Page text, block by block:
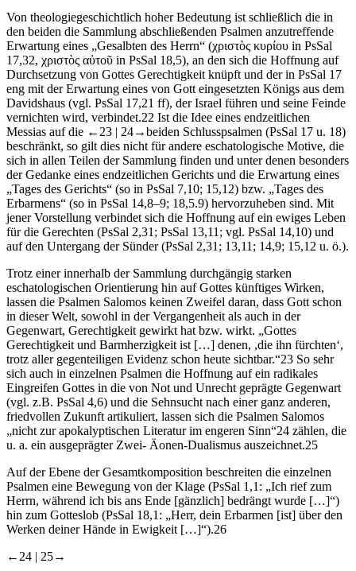
Von theologiegeschichtlich hoher Bedeutung ist schließlich die in
den beiden die Sammlung abschließenden Psalmen anzutreffende
Erwartung eines „Gesalbten des Herrn“ (χριστὸς κυρίου in PsSal
17,32, χριστὸς αὐτοῦ in PsSal 18,5), an den sich die Hoffnung auf
Durchsetzung von Gottes Gerechtigkeit knüpft und der in PsSal 17
eng mit der Erwartung eines von Gott eingesetzten Königs aus dem
Davidshaus (vgl. PsSal 17,21 ff), der Israel führen und seine Feinde
vernichten wird, verbindet.22 Ist die Idee eines endzeitlichen
Messias auf die ←23 | 24→beiden Schlusspsalmen (PsSal 17 u. 18)
beschränkt, so gilt dies nicht für andere eschatologische Motive, die
sich in allen Teilen der Sammlung finden und unter denen besonders
der Gedanke eines endzeitlichen Gerichts und die Erwartung eines
„Tages des Gerichts“ (so in PsSal 7,10; 15,12) bzw. „Tages des
Erbarmens“ (so in PsSal 14,8–9; 18,5.9) hervorzuheben sind. Mit
jener Vorstellung verbindet sich die Hoffnung auf ein ewiges Leben
für die Gerechten (PsSal 2,31; PsSal 13,11; vgl. PsSal 14,10) und
auf den Untergang der Sünder (PsSal 2,31; 13,11; 14,9; 15,12 u. ö.).
Trotz einer innerhalb der Sammlung durchgängig starken
eschatologischen Orientierung hin auf Gottes künftiges Wirken,
lassen die Psalmen Salomos keinen Zweifel daran, dass Gott schon
in dieser Welt, sowohl in der Vergangenheit als auch in der
Gegenwart, Gerechtigkeit gewirkt hat bzw. wirkt. „Gottes
Gerechtigkeit und Barmherzigkeit ist […] denen, ,die ihn fürchten‘,
trotz aller gegenteiligen Evidenz schon heute sichtbar.“23 So sehr
sich auch in einzelnen Psalmen die Hoffnung auf ein radikales
Eingreifen Gottes in die von Not und Unrecht geprägte Gegenwart
(vgl. z.B. PsSal 4,6) und die Sehnsucht nach einer ganz anderen,
friedvollen Zukunft artikuliert, lassen sich die Psalmen Salomos
„nicht zur apokalyptischen Literatur im engeren Sinn“24 zählen, die
u. a. ein ausgeprägter Zwei- Äonen-Dualismus auszeichnet.25
Auf der Ebene der Gesamtkomposition beschreiten die einzelnen
Psalmen eine Bewegung von der Klage (PsSal 1,1: „Ich rief zum
Herrn, während ich bis ans Ende [gänzlich] bedrängt wurde […]“)
hin zum Gotteslob (PsSal 18,1: „Herr, dein Erbarmen [ist] über den
Werken deiner Hände in Ewigkeit […]“).26
←24 | 25→